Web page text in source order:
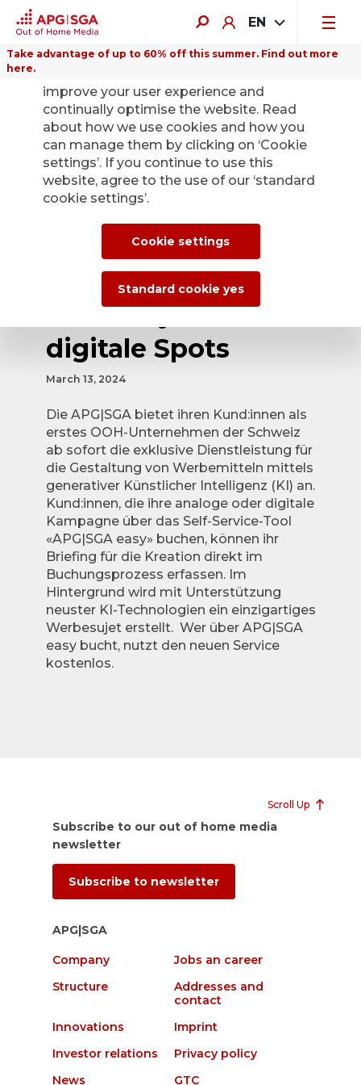
EN
Take advantage of up to 60% off this summer. Find out more
here.
Back
APG|SGA lanciert
Service für KI-
generierte
Plakatsujets und
digitale Spots
March 13, 2024
Die APG|SGA bietet ihren Kund:innen als
erstes OOH-Unternehmen der Schweiz
ab sofort die exklusive Dienstleistung für
die Gestaltung von Werbemitteln mittels
generativer Künstlicher Intelligenz (KI) an.
Kund:innen, die ihre analoge oder digitale
Kampagne über das Self-Service-Tool
«APG|SGA easy» buchen, können ihr
Briefing für die Kreation direkt im
Buchungsprozess erfassen. Im
Hintergrund wird mit Unterstützung
neuster KI-Technologien ein einzigartiges
Werbesujet erstellt. Wer über APG|SGA
easy bucht, nutzt den neuen Service
kostenlos.
Scroll Up
Subscribe to our out of home media
newsletter
Subscribe to newsletter
APG|SGA
Company
Jobs an career
Structure
Addresses and
contact
Innovations
Imprint
Investor relations
Privacy policy
News
GTC
improve your user experience and
continually optimise the website. Read
about how we use cookies and how you
can manage them by clicking on ‘Cookie
settings’. If you continue to use this
website, agree to the use of our ‘standard
cookie settings’.
Cookie settings
Standard cookie yes